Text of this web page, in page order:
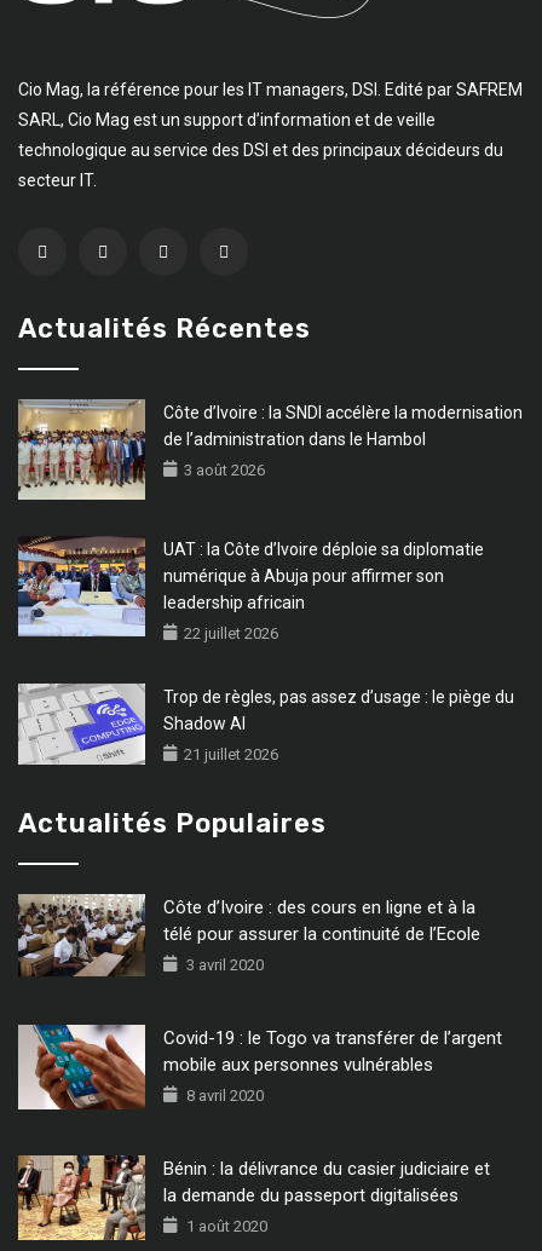
Cio Mag, la référence pour les IT managers, DSI. Edité par SAFREM
SARL, Cio Mag est un support d’information et de veille
technologique au service des DSI et des principaux décideurs du
secteur IT.
Actualités Récentes
Côte d’Ivoire : la SNDI accélère la modernisation
de l’administration dans le Hambol
3 août 2026
UAT : la Côte d’Ivoire déploie sa diplomatie
numérique à Abuja pour affirmer son
leadership africain
22 juillet 2026
Trop de règles, pas assez d’usage : le piège du
Shadow AI
21 juillet 2026
Actualités Populaires
Côte d’Ivoire : des cours en ligne et à la
télé pour assurer la continuité de l’Ecole
3 avril 2020
Covid-19 : le Togo va transférer de l’argent
mobile aux personnes vulnérables
8 avril 2020
Bénin : la délivrance du casier judiciaire et
la demande du passeport digitalisées
1 août 2020